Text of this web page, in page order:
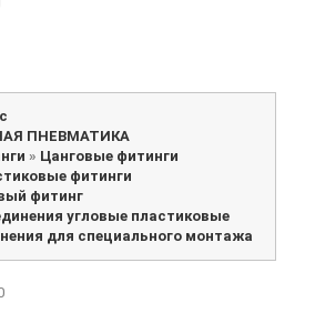
ПНЕВМАТИКА
» Цанговые фитинги
фитинги
фитинг
угловые пластиковые
для специального монтажа